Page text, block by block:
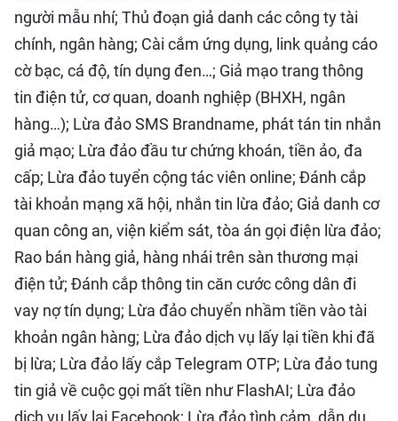
người mẫu nhí; Thủ đoạn giả danh các công ty tài
chính, ngân hàng; Cài cắm ứng dụng, link quảng cáo
cờ bạc, cá độ, tín dụng đen…; Giả mạo trang thông
tin điện tử, cơ quan, doanh nghiệp (BHXH, ngân
hàng…); Lừa đảo SMS Brandname, phát tán tin nhắn
giả mạo; Lừa đảo đầu tư chứng khoán, tiền ảo, đa
cấp; Lừa đảo tuyển cộng tác viên online; Đánh cắp
tài khoản mạng xã hội, nhắn tin lừa đảo; Giả danh cơ
quan công an, viện kiểm sát, tòa án gọi điện lừa đảo;
Rao bán hàng giả, hàng nhái trên sàn thương mại
điện tử; Đánh cắp thông tin căn cước công dân đi
vay nợ tín dụng; Lừa đảo chuyển nhầm tiền vào tài
khoản ngân hàng; Lừa đảo dịch vụ lấy lại tiền khi đã
bị lừa; Lừa đảo lấy cắp Telegram OTP; Lừa đảo tung
tin giả về cuộc gọi mất tiền như FlashAI; Lừa đảo
dịch vụ lấy lại Facebook; Lừa đảo tình cảm, dẫn dụ